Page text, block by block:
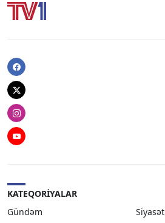
Facebook
Twitter
Instagram
Youtube
KATEQORIYALAR
Gündəm
Siyasət